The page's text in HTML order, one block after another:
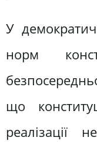
У
норм
що
реалізації